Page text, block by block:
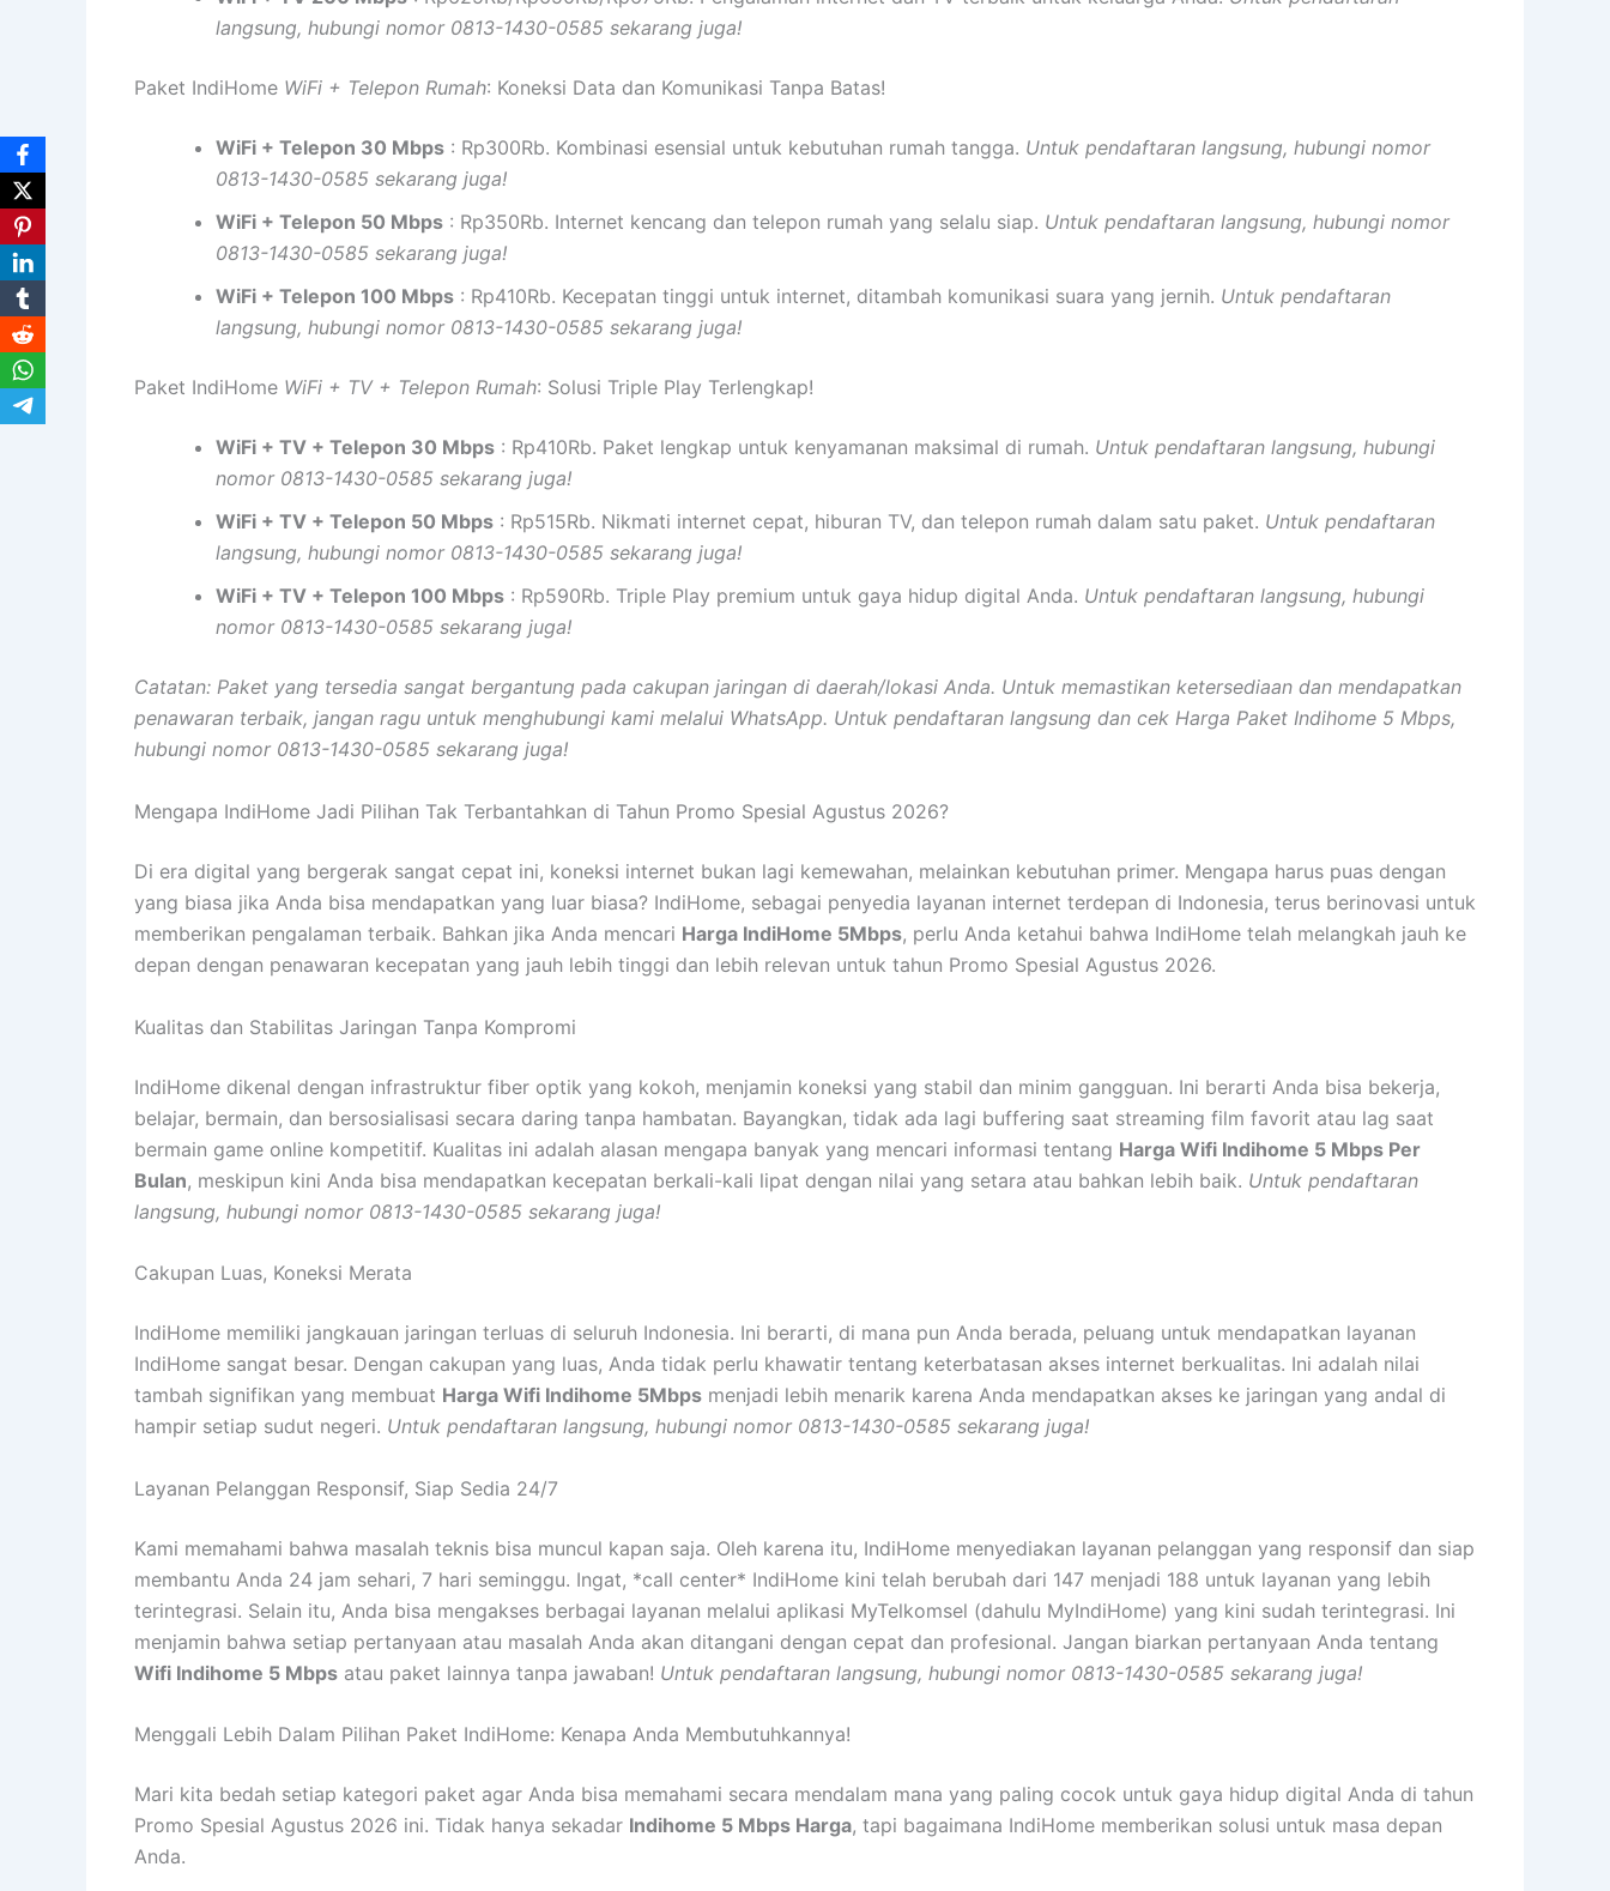
langsung, hubungi nomor 0813-1430-0585 sekarang juga!
Paket IndiHome WiFi + Telepon Rumah: Koneksi Data dan Komunikasi Tanpa Batas!
WiFi + Telepon 30 Mbps : Rp300Rb. Kombinasi esensial untuk kebutuhan rumah tangga. Untuk pendaftaran langsung, hubungi nomor
0813-1430-0585 sekarang juga!
WiFi + Telepon 50 Mbps : Rp350Rb. Internet kencang dan telepon rumah yang selalu siap. Untuk pendaftaran langsung, hubungi nomor
0813-1430-0585 sekarang juga!
WiFi + Telepon 100 Mbps : Rp410Rb. Kecepatan tinggi untuk internet, ditambah komunikasi suara yang jernih. Untuk pendaftaran
langsung, hubungi nomor 0813-1430-0585 sekarang juga!
Paket IndiHome WiFi + TV + Telepon Rumah: Solusi Triple Play Terlengkap!
WiFi + TV + Telepon 30 Mbps : Rp410Rb. Paket lengkap untuk kenyamanan maksimal di rumah. Untuk pendaftaran langsung, hubungi
nomor 0813-1430-0585 sekarang juga!
WiFi + TV + Telepon 50 Mbps : Rp515Rb. Nikmati internet cepat, hiburan TV, dan telepon rumah dalam satu paket. Untuk pendaftaran
langsung, hubungi nomor 0813-1430-0585 sekarang juga!
WiFi + TV + Telepon 100 Mbps : Rp590Rb. Triple Play premium untuk gaya hidup digital Anda. Untuk pendaftaran langsung, hubungi
nomor 0813-1430-0585 sekarang juga!
Catatan: Paket yang tersedia sangat bergantung pada cakupan jaringan di daerah/lokasi Anda. Untuk memastikan ketersediaan dan mendapatkan
penawaran terbaik, jangan ragu untuk menghubungi kami melalui WhatsApp. Untuk pendaftaran langsung dan cek Harga Paket Indihome 5 Mbps,
hubungi nomor 0813-1430-0585 sekarang juga!
Mengapa IndiHome Jadi Pilihan Tak Terbantahkan di Tahun Promo Spesial Agustus 2026?
Di era digital yang bergerak sangat cepat ini, koneksi internet bukan lagi kemewahan, melainkan kebutuhan primer. Mengapa harus puas dengan
yang biasa jika Anda bisa mendapatkan yang luar biasa? IndiHome, sebagai penyedia layanan internet terdepan di Indonesia, terus berinovasi untuk
memberikan pengalaman terbaik. Bahkan jika Anda mencari Harga IndiHome 5Mbps, perlu Anda ketahui bahwa IndiHome telah melangkah jauh ke
depan dengan penawaran kecepatan yang jauh lebih tinggi dan lebih relevan untuk tahun Promo Spesial Agustus 2026.
Kualitas dan Stabilitas Jaringan Tanpa Kompromi
IndiHome dikenal dengan infrastruktur fiber optik yang kokoh, menjamin koneksi yang stabil dan minim gangguan. Ini berarti Anda bisa bekerja,
belajar, bermain, dan bersosialisasi secara daring tanpa hambatan. Bayangkan, tidak ada lagi buffering saat streaming film favorit atau lag saat
bermain game online kompetitif. Kualitas ini adalah alasan mengapa banyak yang mencari informasi tentang Harga Wifi Indihome 5 Mbps Per
Bulan, meskipun kini Anda bisa mendapatkan kecepatan berkali-kali lipat dengan nilai yang setara atau bahkan lebih baik. Untuk pendaftaran
langsung, hubungi nomor 0813-1430-0585 sekarang juga!
Cakupan Luas, Koneksi Merata
IndiHome memiliki jangkauan jaringan terluas di seluruh Indonesia. Ini berarti, di mana pun Anda berada, peluang untuk mendapatkan layanan
IndiHome sangat besar. Dengan cakupan yang luas, Anda tidak perlu khawatir tentang keterbatasan akses internet berkualitas. Ini adalah nilai
tambah signifikan yang membuat Harga Wifi Indihome 5Mbps menjadi lebih menarik karena Anda mendapatkan akses ke jaringan yang andal di
hampir setiap sudut negeri. Untuk pendaftaran langsung, hubungi nomor 0813-1430-0585 sekarang juga!
Layanan Pelanggan Responsif, Siap Sedia 24/7
Kami memahami bahwa masalah teknis bisa muncul kapan saja. Oleh karena itu, IndiHome menyediakan layanan pelanggan yang responsif dan siap
membantu Anda 24 jam sehari, 7 hari seminggu. Ingat, *call center* IndiHome kini telah berubah dari 147 menjadi 188 untuk layanan yang lebih
terintegrasi. Selain itu, Anda bisa mengakses berbagai layanan melalui aplikasi MyTelkomsel (dahulu MyIndiHome) yang kini sudah terintegrasi. Ini
menjamin bahwa setiap pertanyaan atau masalah Anda akan ditangani dengan cepat dan profesional. Jangan biarkan pertanyaan Anda tentang
Wifi Indihome 5 Mbps atau paket lainnya tanpa jawaban! Untuk pendaftaran langsung, hubungi nomor 0813-1430-0585 sekarang juga!
Menggali Lebih Dalam Pilihan Paket IndiHome: Kenapa Anda Membutuhkannya!
Mari kita bedah setiap kategori paket agar Anda bisa memahami secara mendalam mana yang paling cocok untuk gaya hidup digital Anda di tahun
Promo Spesial Agustus 2026 ini. Tidak hanya sekadar Indihome 5 Mbps Harga, tapi bagaimana IndiHome memberikan solusi untuk masa depan
Anda.